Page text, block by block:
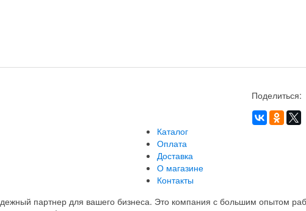
Поделиться:
Каталог
Оплата
Доставка
О магазине
Контакты
партнер для вашего бизнеса. Это компания с большим опытом